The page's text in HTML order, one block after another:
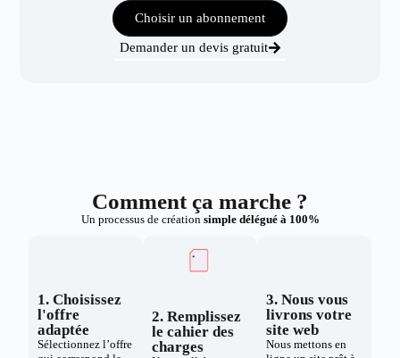
Choisir un abonnement
Demander un devis gratuit
Comment ça marche ?
Un processus de création simple délégué à 100%
1. Choisissez
l'offre
adaptée
Sélectionnez l’offre
2. Remplissez
le cahier des
charges
3. Nous vous
livrons votre
site web
Nous mettons en